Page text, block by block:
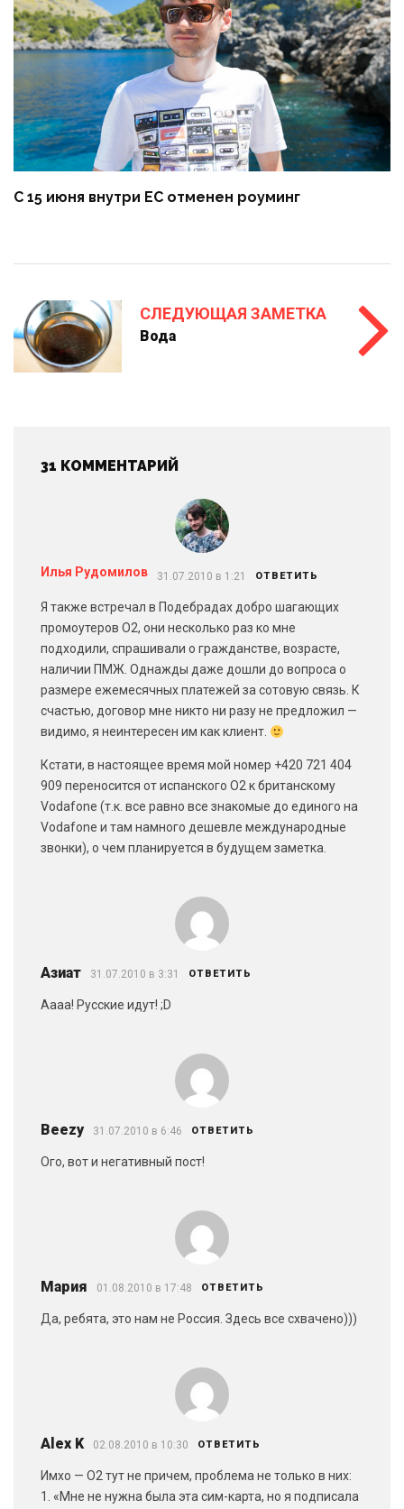
С 15 июня внутри ЕС отменен роуминг
СЛЕДУЮЩАЯ ЗАМЕТКА
Вода
31 КОММЕНТАРИЙ
Илья Рудомилов 31.07.2010 в 1:21 ОТВЕТИТЬ
Я также встречал в Подебрадах добро шагающих
промоутеров О2, они несколько раз ко мне
подходили, спрашивали о гражданстве, возрасте,
наличии ПМЖ. Однажды даже дошли до вопроса о
размере ежемесячных платежей за сотовую связь. К
счастью, договор мне никто ни разу не предложил —
видимо, я неинтересен им как клиент.
Кстати, в настоящее время мой номер +420 721 404
909 переносится от испанского O2 к британскому
Vodafone (т.к. все равно все знакомые до единого на
Vodafone и там намного дешевле международные
звонки), о чем планируется в будущем заметка.
Азиат 31.07.2010 в 3:31 ОТВЕТИТЬ
Аааа! Русские идут! ;D
Beezy 31.07.2010 в 6:46 ОТВЕТИТЬ
Ого, вот и негативный пост!
Мария 01.08.2010 в 17:48 ОТВЕТИТЬ
Да, ребята, это нам не Россия. Здесь все схвачено)))
Alex K 02.08.2010 в 10:30 ОТВЕТИТЬ
Имхо — О2 тут не причем, проблема не только в них:
1. «Мне не нужна была эта сим-карта, но я подписала